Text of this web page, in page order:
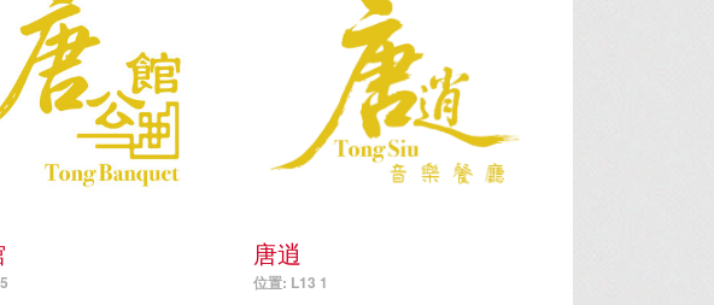
唐逍
位置: L13 1